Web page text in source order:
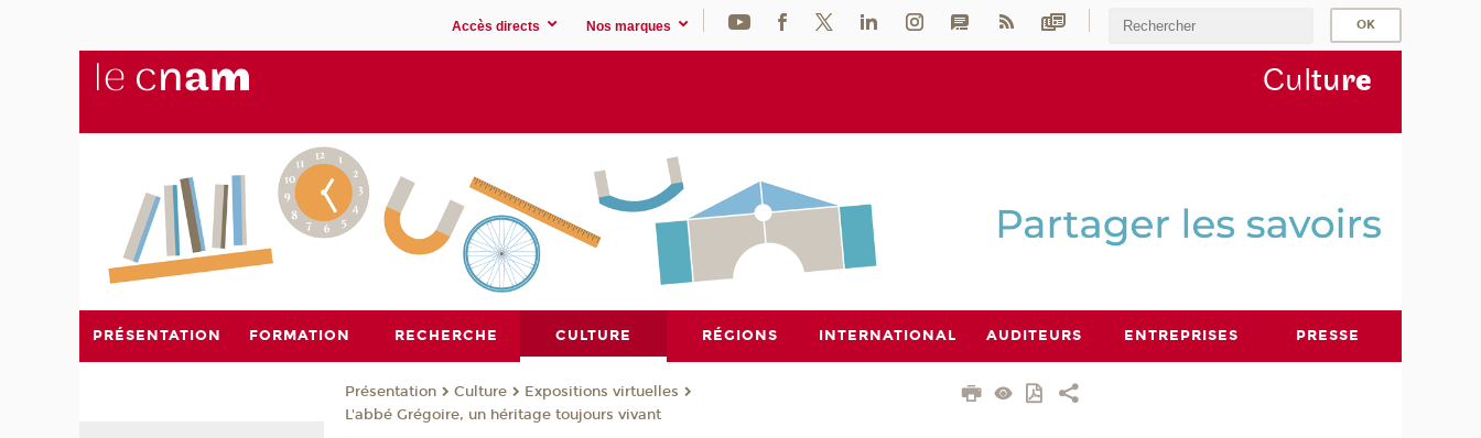
Accès directs Nos marques
Culture
PRÉSENTATION FORMATION RECHERCHE CULTURE RÉGIONS INTERNATIONAL AUDITEURS ENTREPRISES PRESSE
Présentation Culture
Expositions virtuelles
L'abbé Grégoire, un héritage toujours vivant